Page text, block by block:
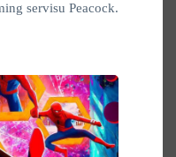
servisu Peacock.